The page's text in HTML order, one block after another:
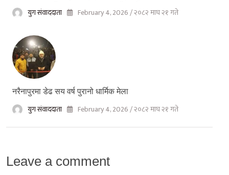
युग संवाददाता February 4, 2026 / २०८२ माघ २१ गते
नरैनापुरमा डेढ सय वर्ष पुरानो धार्मिक मेला
युग संवाददाता February 4, 2026 / २०८२ माघ २१ गते
Leave a comment